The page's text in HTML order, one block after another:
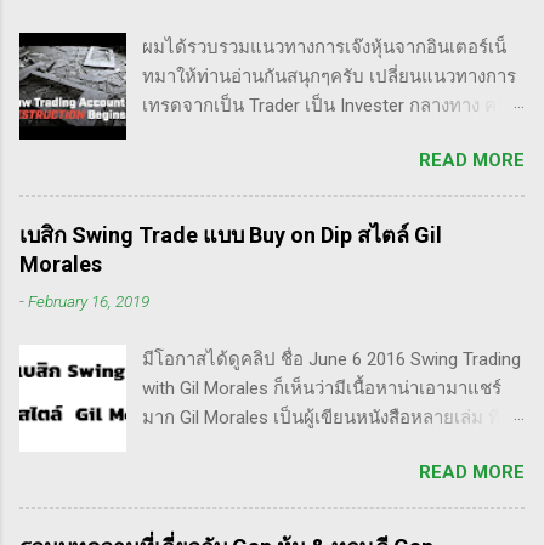
ผมได้รวบรวมแนวทางการเจ๊งหุ้นจากอินเตอร์เน็
ทมาให้ท่านอ่านกันสนุกๆครับ เปลี่ยนแนวทางการ
เทรดจากเป็น Trader เป็น Invester กลางทาง คลิป
เป็น Trader แล้วต่อมาก็เปลี่ยนใจอยากเป็น
Invester ไปซะงั้น เผื่อใครไม่เข้าใจ Trader คือ
ลักษณะการเทรดที่ ไม่ถือยาว ซื้อแล้วขายในระยะ
เวลาหนึ่ง ที่สำคัญความเป็นเทรดเดอร์คือ การ
ราคาร่วงถึง 10% ก็ต้องตัดขาดทุนตามระบบแล้ว
เขามองระยะยาว ไม่สนใจต่อความผันผวนของ
ราคาในระยะสั้น อย่างวอเรน บัฟเฟต์ บอกว่า "คุณ
ไม่ควรอยู่ในตลาดหุ้น นอกเสียจากจะสามารถนั่ง
ตระหนก" ดังนั้น invester นั้น จะไม่ตระหนกเมื่อ
ราคาหุ้นร่วงทำให้เขาต้องขาดทุนไปแค่ 10% เอง
READ MORE
เบสิก Swing Trade แบบ Buy on Dip สไตล์ Gil
Morales
-February 16, 2019
มีโอกาสได้ดูคลิป ชื่อ June 6 2016 Swing Trading
with Gil Morales ก็เห็นว่ามีเนื้อหาน่าเอามาแชร์
มาก Gil Morales เป็นผู้เขียนหนังสือหลายเล่ม ที่ดัๆ
นานก็คือชื่อ "Trade Like an O'Neil Disciple: How
We Made Over 18,000% in the Stock Market" ที่
เขียนร่วมกับ Dr.Chris Kacher อีกเล่มก็คือ In The
READ MORE